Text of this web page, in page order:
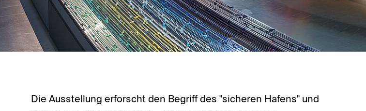
Die Ausstellung erforscht den Begriff des "sicheren Hafens" und